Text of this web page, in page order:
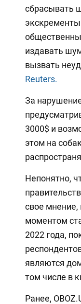
сбрасывать
издавать
вызвать
Reuters.
За
3000$ и
этом на
Непонятно,
свое
моментом
2022 года,
являются
том числе в
Ранее,